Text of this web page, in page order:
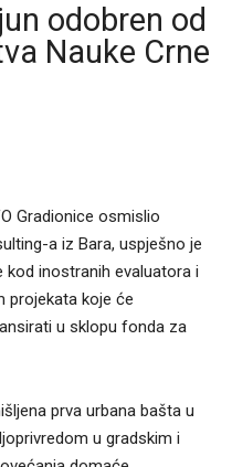
odobren od
Nauke Crne
Gradionice osmislio
a iz Bara, uspješno je
kod inostranih evaluatora i
projekata koje će
u sklopu fonda za
prva urbana bašta u
u gradskim i